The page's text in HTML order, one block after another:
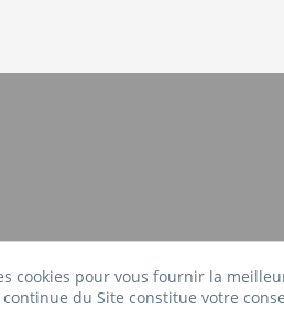
cookies pour vous fournir la
du Site constitue votre